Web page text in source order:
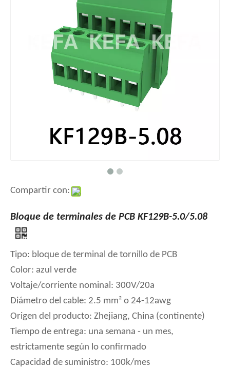
Compartir con:
Bloque de terminales de PCB KF129B-5.0/5.08
Tipo: bloque de terminal de tornillo de PCB
Color: azul verde
Voltaje/corriente nominal: 300V/20a
Diámetro del cable: 2.5 mm² o 24-12awg
Origen del producto: Zhejiang, China (continente)
Tiempo de entrega: una semana - un mes,
estrictamente según lo confirmado
Capacidad de suministro: 100k/mes